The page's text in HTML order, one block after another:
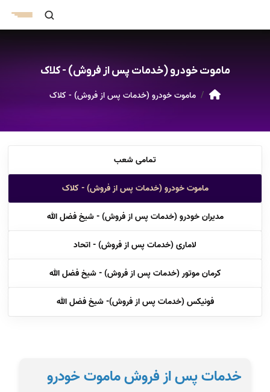
ماموت خودرو (خدمات پس از فروش) - کلاک
ماموت خودرو (خدمات پس از فروش) - کلاک
تمامی شعب
ماموت خودرو (خدمات پس از فروش) - کلاک
مدیران خودرو (خدمات پس از فروش) - شیخ فضل الله
لاماری (خدمات پس از فروش) - اتحاد
کرمان موتور (خدمات پس از فروش) - شیخ فضل الله
فونیکس (خدمات پس از فروش)- شیخ فضل الله
خدمات پس از فروش ماموت خودرو